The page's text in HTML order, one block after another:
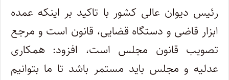
رئیس دیوان عالی کشور با تاکید بر اینکه عمده
ابزار قاضی و دستگاه قضایی، قانون است و مرجع
تصویب قانون مجلس است، افزود: همکاری
عدلیه و مجلس باید مستمر باشد تا ما بتوانیم